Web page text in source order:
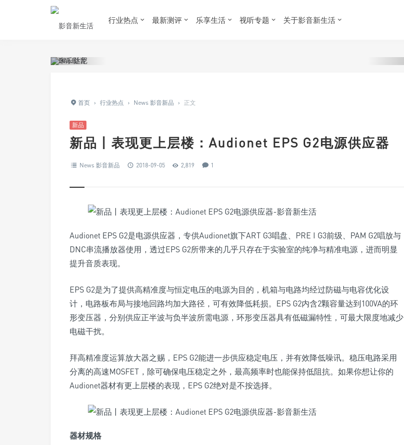
行业热点 最新测评 乐享生活 视听专题 关于影音新生活
首页 › 行业热点 › News 影音新品 › 正文
新品
新品丨表现更上层楼：Audionet EPS G2电源供应器
News 影音新品 2018-09-05 2,819 1
Audionet EPS G2是电源供应器，专供Audionet旗下ART G3唱盘、PRE I G3前级、PAM G2唱放与
DNC串流播放器使用，透过EPS G2所带来的几乎只存在于实验室的纯净与精准电源，进而明显
提升音质表现。
EPS G2是为了提供高精准度与恒定电压的电源为目的，机箱与电路均经过防磁与电容优化设
计，电路板布局与接地回路均加大路径，可有效降低耗损。EPS G2内含2颗容量达到100VA的环
形变压器，分别供应正半波与负半波所需电源，环形变压器具有低磁漏特性，可最大限度地减少
电磁干扰。
拜高精准度运算放大器之赐，EPS G2能进一步供应稳定电压，并有效降低噪讯。稳压电路采用
分离的高速MOSFET，除可确保电压稳定之外，最高频率时也能保持低阻抗。如果你想让你的
Audionet器材有更上层楼的表现，EPS G2绝对是不按选择。
器材规格